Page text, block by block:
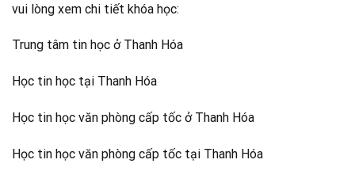
vui lòng xem chi tiết khóa học:
Trung tâm tin học ở Thanh Hóa
Học tin học tại Thanh Hóa
Học tin học văn phòng cấp tốc ở Thanh Hóa
Học tin học văn phòng cấp tốc tại Thanh Hóa